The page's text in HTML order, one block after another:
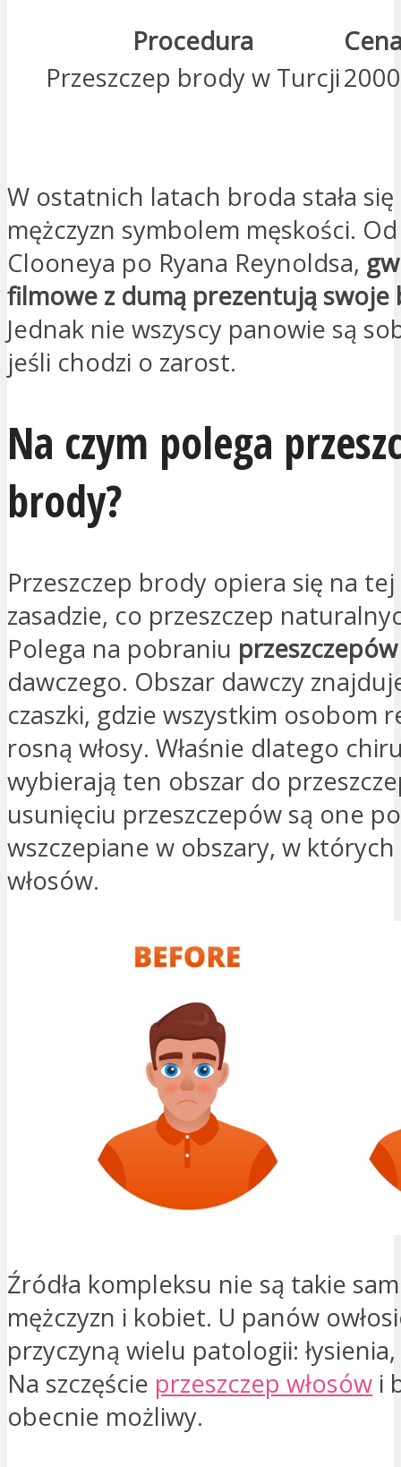
Procedura
Przeszczep brody w Turcji
W ostatnich latach broda stała się
mężczyzn symbolem męskości. Od
Clooneya po Ryana Reynoldsa,
filmowe z dumą prezentują swoje
Jednak nie wszyscy panowie są
jeśli chodzi o zarost.
Na czym polega
brody?
Przeszczep brody opiera się na
zasadzie, co przeszczep
Polega na pobraniu
dawczego. Obszar dawczy
czaszki, gdzie wszystkim osobom
rosną włosy. Właśnie dlatego
wybierają ten obszar do
usunięciu przeszczepów są one
wszczepiane w obszary, w
włosów.
Źródła kompleksu nie są takie
mężczyzn i kobiet. U panów
przyczyną wielu patologii:
Na szczęście przeszczep włosów i
obecnie możliwy.